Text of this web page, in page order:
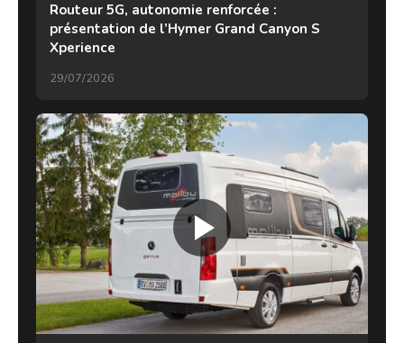
Routeur 5G, autonomie renforcée :
présentation de l’Hymer Grand Canyon S
Xperience
29/07/2026